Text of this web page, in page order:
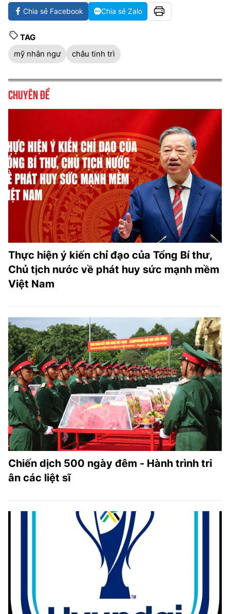
Chia sẻ Facebook Chia sẻ Zalo
TAG
mỹ nhân ngư
châu tinh trì
Chuyên đề
Thực hiện ý kiến chỉ đạo của Tổng Bí thư,
Chủ tịch nước về phát huy sức mạnh mềm
Việt Nam
Chiến dịch 500 ngày đêm - Hành trình tri
ân các liệt sĩ